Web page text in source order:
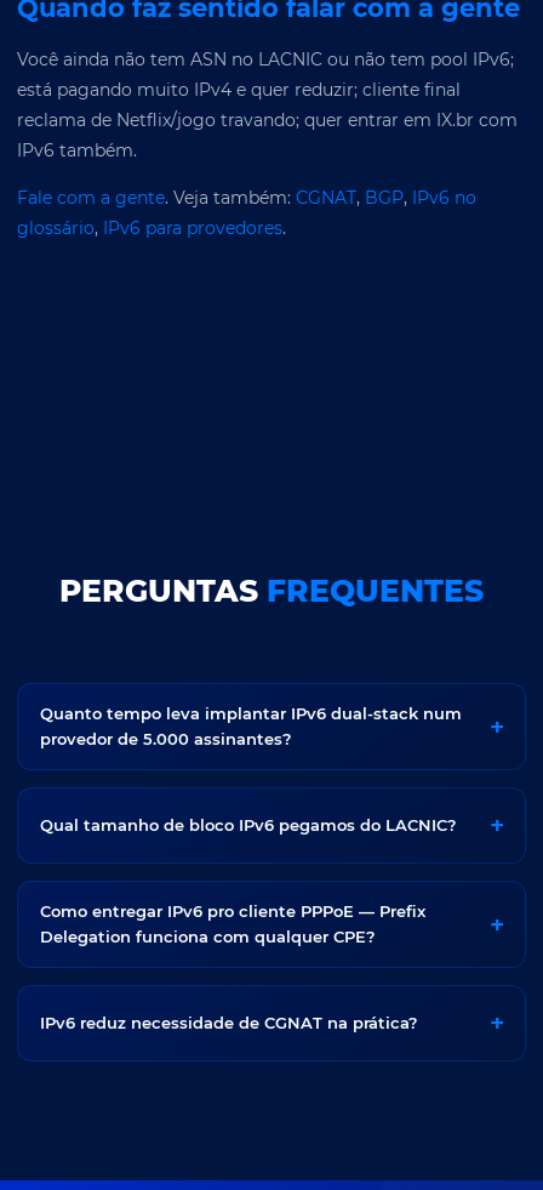
Quando faz sentido falar com a gente
Você ainda não tem ASN no LACNIC ou não tem pool IPv6;
está pagando muito IPv4 e quer reduzir; cliente final
reclama de Netflix/jogo travando; quer entrar em IX.br com
IPv6 também.
Fale com a gente. Veja também: CGNAT, BGP, IPv6 no
glossário, IPv6 para provedores.
PERGUNTAS FREQUENTES
Quanto tempo leva implantar IPv6 dual-stack num
provedor de 5.000 assinantes?
Qual tamanho de bloco IPv6 pegamos do LACNIC?
Como entregar IPv6 pro cliente PPPoE — Prefix
Delegation funciona com qualquer CPE?
IPv6 reduz necessidade de CGNAT na prática?